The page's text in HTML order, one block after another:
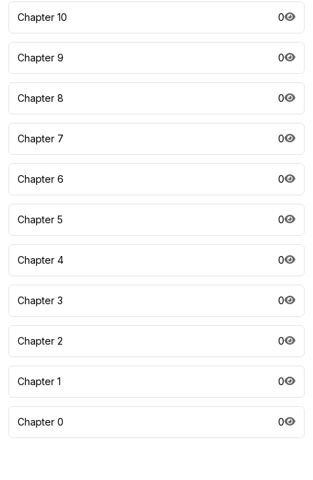
Chapter 10 0
Chapter 9 0
Chapter 8 0
Chapter 7 0
Chapter 6 0
Chapter 5 0
Chapter 4 0
Chapter 3 0
Chapter 2 0
Chapter 1 0
Chapter 0 0